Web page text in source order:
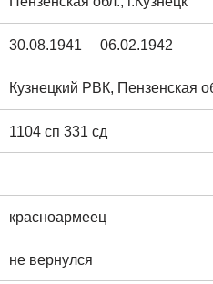
30.08.1941 06.02.1942
Кузнецкий РВК, Пензенская
1104 сп 331 сд
красноармеец
не вернулся